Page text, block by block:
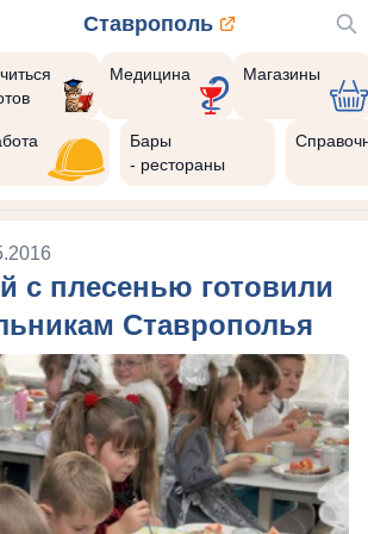
Ставрополь
Медицина Магазины
Бары
- рестораны
с плесенью готовили
Ставрополья